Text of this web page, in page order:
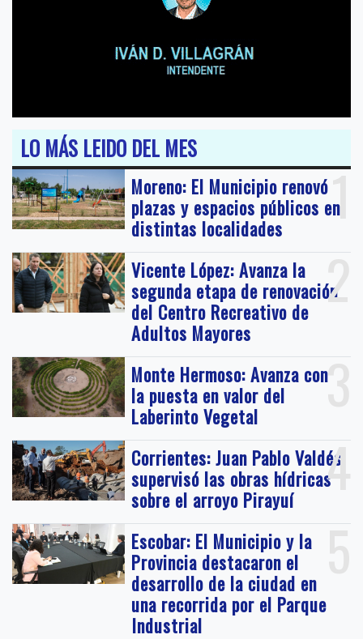
LO MÁS LEIDO DEL MES
1
Moreno: El Municipio renovó
plazas y espacios públicos en
distintas localidades
2
Vicente López: Avanza la
segunda etapa de renovación
del Centro Recreativo de
Adultos Mayores
3
Monte Hermoso: Avanza con
la puesta en valor del
Laberinto Vegetal
4
Corrientes: Juan Pablo Valdés
supervisó las obras hídricas
sobre el arroyo Pirayuí
5
Escobar: El Municipio y la
Provincia destacaron el
desarrollo de la ciudad en
una recorrida por el Parque
Industrial